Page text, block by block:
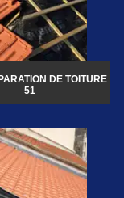
DE TOITURE
51